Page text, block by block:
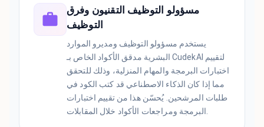
مسؤولو التوظيف التقنيون وفرق
التوظيف
يستخدم مسؤولو التوظيف ومديرو الموارد
البشرية مدقق الأكواد الخاص بـ CudekAI لتقييم
اختبارات البرمجة والمهام المنزلية، وذلك للتحقق
مما إذا كان الذكاء الاصطناعي قد كتب الكود في
طلبات المرشحين. يُحسّن هذا من تقييم اختبارات